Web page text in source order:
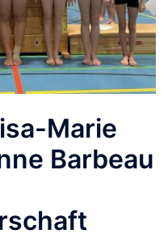
Marie
Barbeau